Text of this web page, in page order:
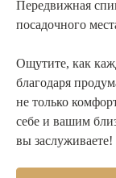
Передвижная
посадочного
Ощутите, как
благодаря
не только
себе и вашим
вы заслуживаете!